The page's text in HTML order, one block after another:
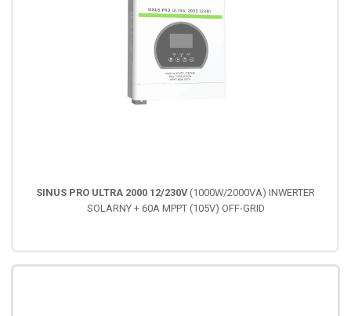
SINUS PRO ULTRA 2000 12/230V(1000W/2000VA) INWERTER
SOLARNY + 60A MPPT (105V) OFF-GRID